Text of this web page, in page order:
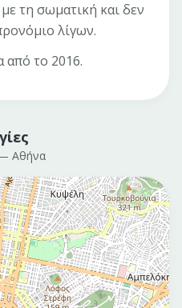
τη σωματική και δεν
λίγων.
από το 2016.
Αθήνα